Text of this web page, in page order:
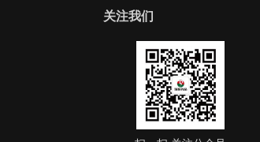
关注我们